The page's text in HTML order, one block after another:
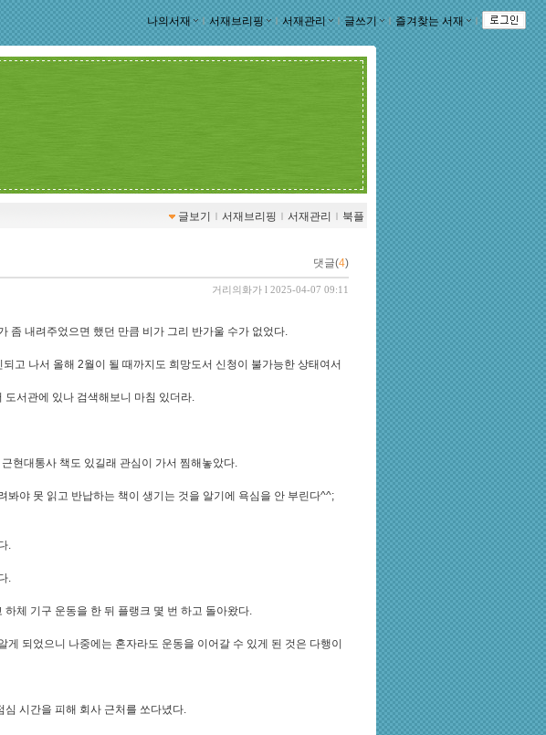
나의서재 ｌ 서재브리핑 ｌ 서재관리 ｌ 글쓰기 ｌ 즐겨찾는 서재 ｌ
글보기 ｌ 서재브리핑 ｌ 서재관리 ｌ 북플
댓글(4)
거리의화가 l 2025-04-07 09:11
좀 내려주었으면 했던 만큼 비가 그리 반가울 수가 없었다.
고 나서 올해 2월이 될 때까지도 희망도서 신청이 불가능한 상태여서
서관에 있나 검색해보니 마침 있더라.
현대통사 책도 있길래 관심이 가서 찜해놓았다.
야 못 읽고 반납하는 책이 생기는 것을 알기에 욕심을 안 부린다^^;
.
.
체 기구 운동을 한 뒤 플랭크 몇 번 하고 돌아왔다.
되었으니 나중에는 혼자라도 운동을 이어갈 수 있게 된 것은 다행이
시간을 피해 회사 근처를 쏘다녔다.